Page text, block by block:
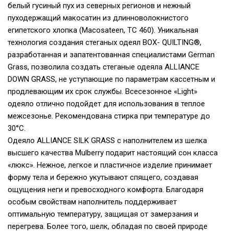
белый гусиный пух из северных регионов и нежный
пуходержащий макосатин из длинноволокнистого
египетского хлопка (Macosateen, TC 460). Уникальная
технология создания стеганых одеял BOX- QUILTING®,
разработанная и запатентованная специалистами German
Grass, позволила создать стеганые одеяла ALLIANCE
DOWN GRASS, не уступающие по параметрам кассетным и
продлевающим их срок службы. Всесезонное «Light»
одеяло отлично подойдет для использования в теплое
межсезонье. Рекомендована стирка при температуре до
30°С.
Одеяло ALLIANCE SILK GRASS с наполнителем из шелка
высшего качества Mulberry подарит настоящий сон класса
«люкс». Нежное, легкое и пластичное изделие принимает
форму тела и бережно укутывают спящего, создавая
ощущения неги и превосходного комфорта. Благодаря
особым свойствам наполнитель поддерживает
оптимальную температуру, защищая от замерзания и
перегрева. Более того, шелк, обладая по своей природе